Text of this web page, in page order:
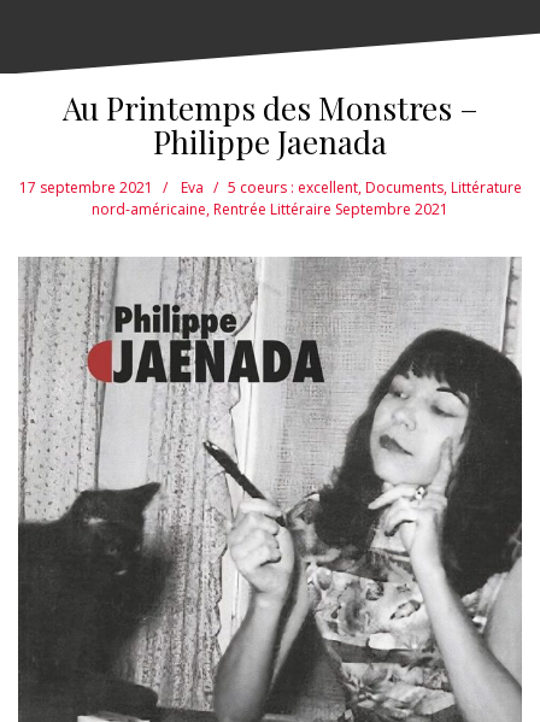
Au Printemps des Monstres –
Philippe Jaenada
17 septembre 2021 Eva 5 coeurs : excellent,Documents,Littérature
nord-américaine,Rentrée Littéraire Septembre 2021